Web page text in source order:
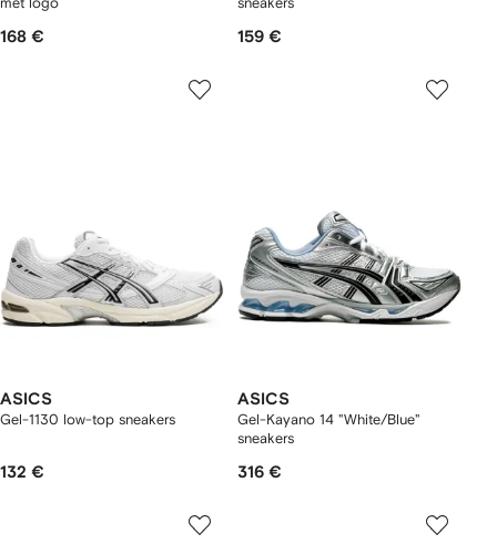
168 € 159 €
ASICS
Gel-1130 low-top sneakers
132 €
ASICS
Gel-Kayano 14 "White/Blue"
sneakers
316 €